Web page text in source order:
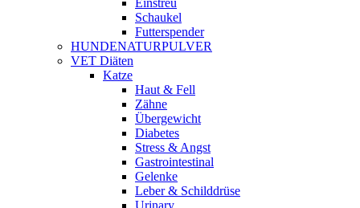
Einstreu
Schaukel
Futterspender
HUNDENATURPULVER
VET Diäten
Katze
Haut & Fell
Zähne
Übergewicht
Diabetes
Stress & Angst
Gastrointestinal
Gelenke
Leber & Schilddrüse
Urinary